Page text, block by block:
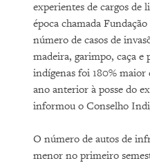
experientes de cargos de
época chamada
número de casos de
madeira, garimpo, caça e
indígenas foi 180% maior
ano anterior à posse do
informou o Conselho
O número de autos de
menor no primeiro